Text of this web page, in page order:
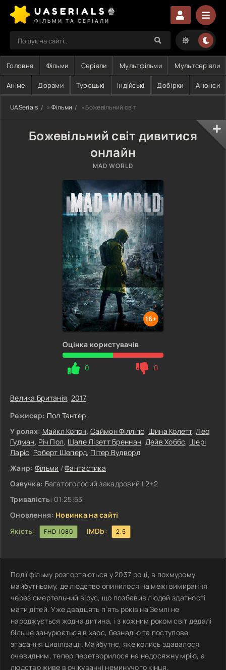
UASERIALS🍿
ФІЛЬМИ ТА СЕРІАЛИ
Головна Фільми Серіали Мультфільми Мультсеріали
Аніме Дорами Турецькі Індійські Добірки Анонси
UASerials » Фільми » Божевільний світ
Божевільний світ дивитися
онлайн
MAD WORLD
16+
Оцінка користувачів
0 0
Велика Британія, 2017
Режисер: Пол Тантер
У ролях: Майкл Копон,Саймон Філліпс, Шина Колетт,Лео
Гудман, Річ Пол, Шале Лізетт Бреннан, Дейв Хоббс, Шері
Ларіс, Роберт Шеперд, Пітер Вудворд
Жанр: Фільми /Фантастика
Озвучка: Багатоголосий закадровий | 2+2
Тривалість: 01:25:53
Оновлення: Новинка на сайті
Якість:
FHD 1080 IMDb: 2.5
Події фільму розгортаються у 2037 році, в похмурому
майбутньому, де людство опинилося на межі вимирання
через смертельний вірус, що позбавив людей здатності
мати дітей. Уже двадцять п’ять років на Землі не
народжується жодна дитина, і з кожним роком світ дедалі
більше занурюється в хаос, безнадію та поступове
згасання цивілізації. Майбутнє, яке колись здавалося
очевидним, тепер перетворилося на недосяжну мрію, а
людство живе в очікуванні неминучого кінця.